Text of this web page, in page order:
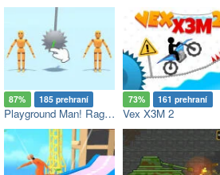
87% 185 prehraní
Playground Man! Ragdoll Show!
73% 161 prehraní
Vex X3M 2